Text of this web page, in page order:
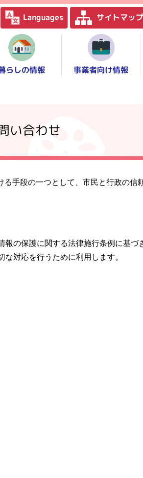
Languages サイトマップ
らしの情報 事業者向け情報
い合わせ
手段の一つとして、市民と行政の信
の保護に関する法律施行条例に基
対応を行うために利用します。